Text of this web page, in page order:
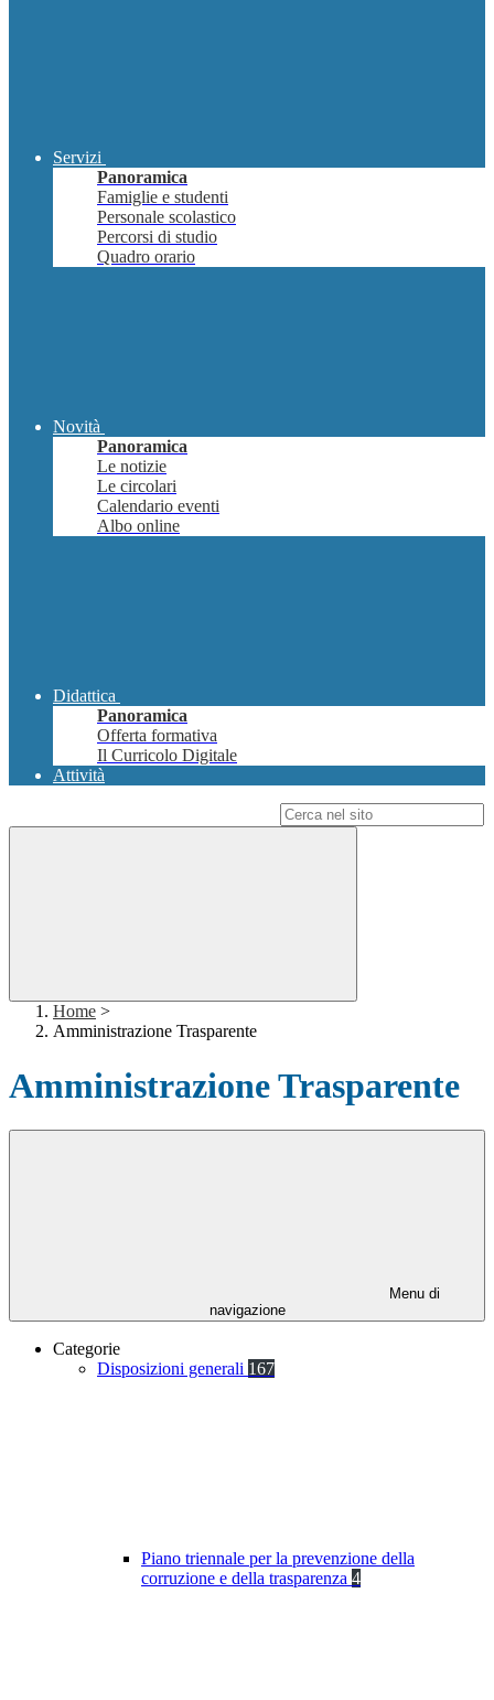
Servizi
Panoramica
Famiglie e studenti
Personale scolastico
Percorsi di studio
Quadro orario
Novità
Panoramica
Le notizie
Le circolari
Calendario eventi
Albo online
Didattica
Panoramica
Offerta formativa
Il Curricolo Digitale
Attività
Home >
Amministrazione Trasparente
Amministrazione Trasparente
Menu di
navigazione
Categorie
Disposizioni generali 167
Piano triennale per la prevenzione della
corruzione e della trasparenza 4